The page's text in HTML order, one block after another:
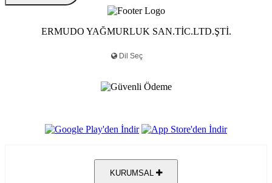
ERMUDO YAĞMURLUK SAN.TİC.LTD.ŞTİ.
KURUMSAL